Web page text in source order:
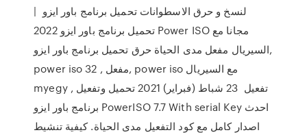
| لنسخ و حرق الاسطوانات تحميل برنامج باور ايزو
تحميل برنامج باور ايزو 2022 Power ISO مجانا مع
السيريال مفعل مدى الحياة حرق تحميل برنامج باور ايزو,
power iso 32 , مفعل, power iso مع السيريال
myegy , تفعيل 23 شباط (فبراير) 2021 تحميل وتفعيل
برنامج باور ايزو PowerISO 7.7 With serial Key احدث
اصدار كامل مع كود التفعيل مدى الحياة. كيفية تنشيط